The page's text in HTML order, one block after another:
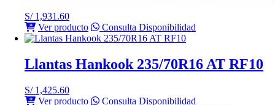
S/1,931.60
Ver producto
Consulta Disponibilidad
Llantas Hankook 235/70R16 AT RF10
S/1,425.60
Ver producto
Consulta Disponibilidad